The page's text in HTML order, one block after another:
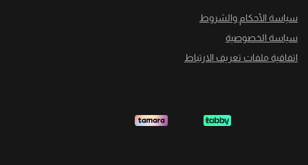
سياسة الأحكام والشروط
سياسة الخصوصية
اتفاقية ملفات تعريف الارتباط